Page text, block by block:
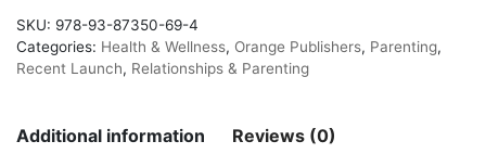
SKU: 978-93-87350-69-4
Categories: Health & Wellness, Orange Publishers, Parenting,
Recent Launch, Relationships & Parenting
Additional information Reviews (0)